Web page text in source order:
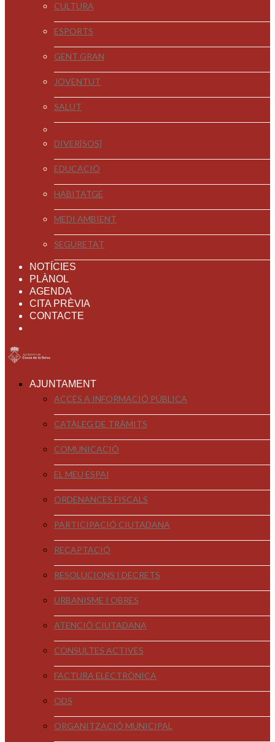
CULTURA
ESPORTS
GENT GRAN
JOVENTUT
SALUT
DIVER[SOS]
EDUCACIÓ
HABITATGE
MEDI AMBIENT
SEGURETAT
NOTÍCIES
PLÀNOL
AGENDA
CITA PRÈVIA
CONTACTE
AJUNTAMENT
ACCÉS A INFORMACIÓ PÚBLICA
CATÀLEG DE TRÀMITS
COMUNICACIÓ
EL MEU ESPAI
ORDENANCES FISCALS
PARTICIPACIÓ CIUTADANA
RECAPTACIÓ
RESOLUCIONS I DECRETS
URBANISME I OBRES
ATENCIÓ CIUTADANA
CONSULTES ACTIVES
FACTURA ELECTRÒNICA
ODS
ORGANITZACIÓ MUNICIPAL